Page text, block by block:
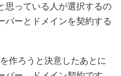
思っている人が選択するの
バーとドメインを契約する
作ろうと決意したあとに